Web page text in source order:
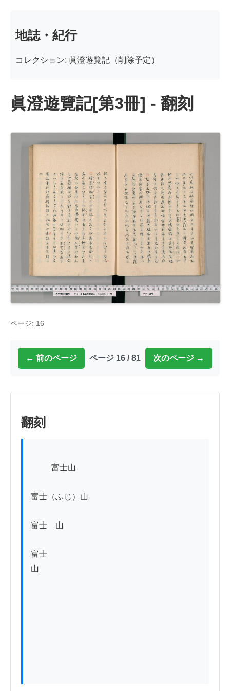
地誌・紀行
コレクション: 眞澄遊覽記（削除予定）
眞澄遊覽記[第3冊] - 翻刻
ページ: 16
← 前のページ ページ 16 / 81 次のページ →
翻刻
富士（ふじ）山
富士　山
富士
山